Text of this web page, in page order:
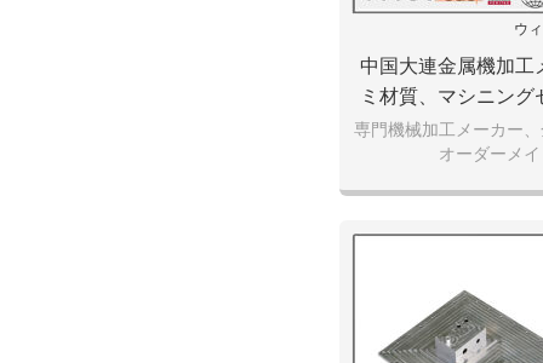
ウ
中国大連金属機加工
ミ材質、マシニング
どの高精
専門機械加工メーカー
オーダーメ